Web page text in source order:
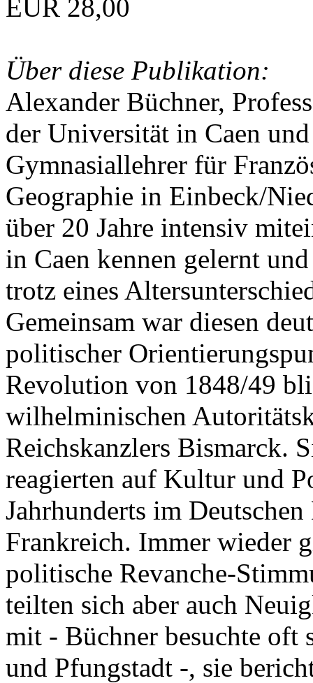
EUR 28,00
Über diese Publikation:
Alexander Büchner,
der Universität in Caen
Gymnasiallehrer für
Geographie in Einbeck/
über 20 Jahre intensiv
in Caen kennen gelernt
trotz eines
Gemeinsam war diesen
politischer
Revolution von 1848/49
wilhelminischen
Reichskanzlers Bismarck.
reagierten auf Kultur und
Jahrhunderts im
Frankreich. Immer wieder
politische Revanche-
teilten sich aber auch
mit - Büchner besuchte oft
und Pfungstadt -, sie